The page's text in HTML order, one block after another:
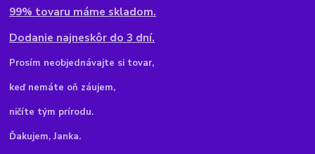
99% tovaru máme skladom.
Dodanie najneskôr do 3 dní.
Prosím neobjednávajte si tovar,
keď nemáte oň záujem,
ničíte tým prírodu.
Ďakujem, Janka.